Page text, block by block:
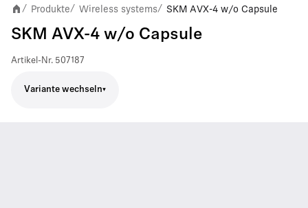
/ Produkte/ Wireless systems/ SKM AVX-4 w/o Capsule
SKM AVX-4 w/o Capsule
Artikel-Nr. 507187
Variante wechseln